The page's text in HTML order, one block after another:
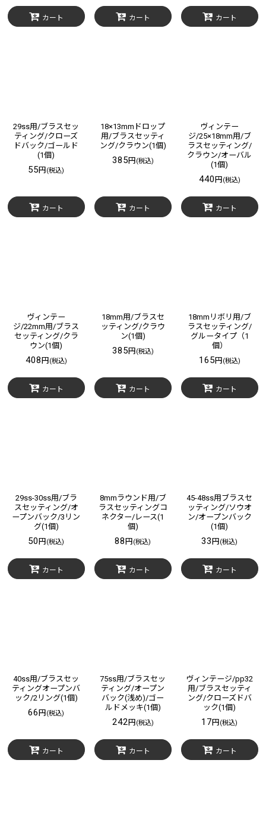
カート カート カート
29ss用/ブラスセッ
ティング/クローズ
ドバック/ゴールド
(1個)
55円 (税込)
カート
18×13mmドロップ
用/ブラスセッティ
ング/クラウン(1個)
385 円 (税込)
カート
ヴィンテー
ジ/25×18mm用/ブ
ラスセッティング/
クラウン/オーバル
(1個)
440 円 (税込)
カート
ヴィンテー
ジ/22mm用/ブラス
セッティング/クラ
ウン(1個)
408 円 (税込)
カート
18mm用/ブラスセ
ッティング/クラウ
ン(1個)
385 円 (税込)
カート
18mmリボリ用/ブ
ラスセッティング/
グルータイプ（1
個）
165 円 (税込)
カート
29ss-30ss用/ブラ
スセッティング/オ
ープンバック/3リン
グ(1個)
50円 (税込)
カート
8mmラウンド用/ブ
ラスセッティングコ
ネクター/レース(1
個)
88円 (税込)
カート
45-48ss用ブラスセ
ッティング/ソウオ
ン/オープンバック
(1個)
33円 (税込)
カート
40ss用/ブラスセッ
ティングオープンバ
ック/2リング(1個)
66円 (税込)
カート
75ss用/ブラスセッ
ティング/オープン
バック(浅め)/ゴー
ルドメッキ(1個)
242 円 (税込)
カート
ヴィンテージ/pp32
用/ブラスセッティ
ング/クローズドバ
ック(1個)
17円 (税込)
カート